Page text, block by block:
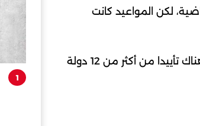
لكن المواعيد كانت
وأشار إلى أن الصومال قدم مذكرة توضيحية، تم توزيعها على الدول الأعضاء، مؤكدا أن هناك تأييدا من أكثر من 12 دولة
1